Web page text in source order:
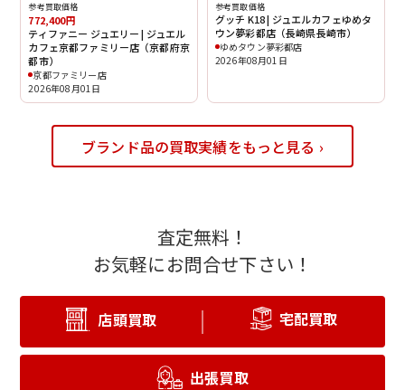
参考買取価格
772,400円
ティファニー ジュエリー | ジュエル
カフェ京都ファミリー店（京都府京
都市）
京都ファミリー店
2026年08月01日
参考買取価格
グッチ K18 | ジュエルカフェゆめタ
ウン夢彩都店（長崎県長崎市）
ゆめタウン夢彩都店
2026年08月01日
ブランド品の買取実績をもっと見る ›
査定無料！
お気軽にお問合せ下さい！
店頭買取 宅配買取
出張買取